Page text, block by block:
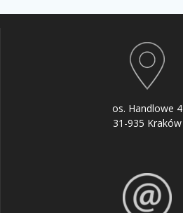
os. Handlowe 4
31-935 Kraków